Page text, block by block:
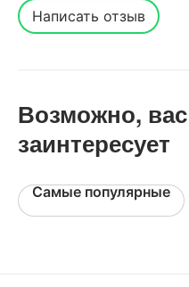
Написать отзыв
Возможно,
заинтересует
Самые популярные